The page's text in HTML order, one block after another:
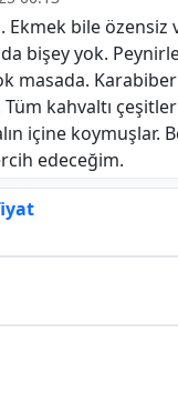
Ekmek bile özensiz
bişey yok.
masada.
kahvaltı
içine koymuşlar.
edeceğim.